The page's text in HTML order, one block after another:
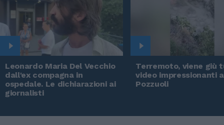
Leonardo Maria Del Vecchio
dall'ex compagna in
ospedale. Le dichiarazioni ai
giornalisti
Terremoto, viene giù
video impressionanti a
Pozzuoli